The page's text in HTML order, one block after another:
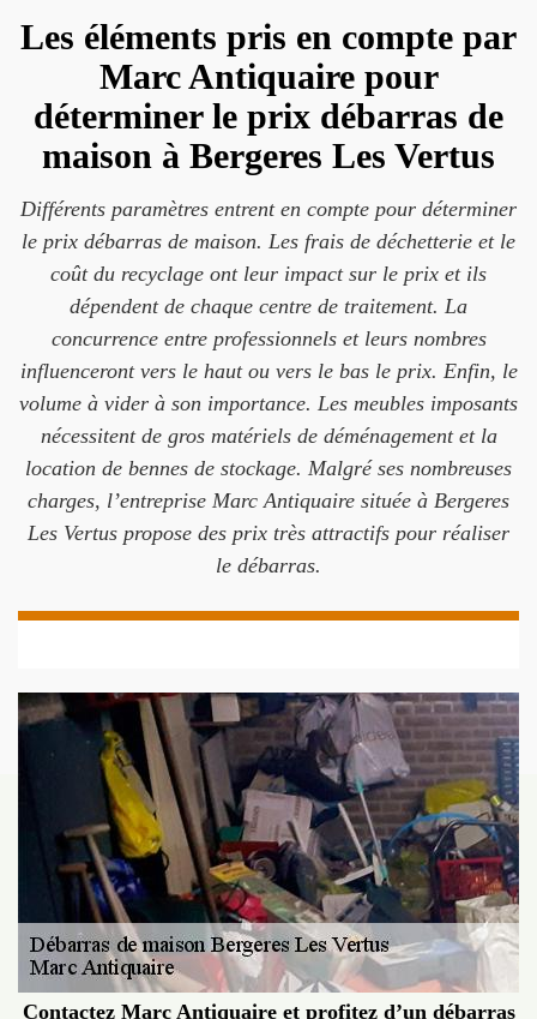
Les éléments pris en compte par
Marc Antiquaire pour
déterminer le prix débarras de
maison à Bergeres Les Vertus
Différents paramètres entrent en compte pour déterminer
le prix débarras de maison. Les frais de déchetterie et le
coût du recyclage ont leur impact sur le prix et ils
dépendent de chaque centre de traitement. La
concurrence entre professionnels et leurs nombres
influenceront vers le haut ou vers le bas le prix. Enfin, le
volume à vider à son importance. Les meubles imposants
nécessitent de gros matériels de déménagement et la
location de bennes de stockage. Malgré ses nombreuses
charges, l’entreprise Marc Antiquaire située à Bergeres
Les Vertus propose des prix très attractifs pour réaliser
le débarras.
Contactez Marc Antiquaire et profitez d’un débarras